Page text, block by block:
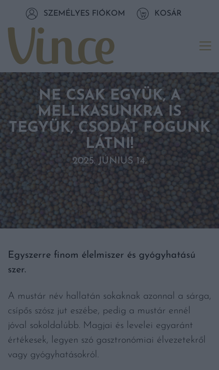
Tovább a tartalomhozSZEMÉLYES FIÓKOM KOSÁR
NE CSAK EGYÜK, A
MELLKASUNKRA IS
TEGYÜK, CSODÁT FOGUNK
LÁTNI!
2025. JÚNIUS 14.
Egyszerre finom élelmiszer és gyógyhatású
szer.
A mustár név hallatán sokaknak azonnal a sárga,
csípős szósz jut eszébe, pedig a mustár ennél
jóval sokoldalúbb. Magjai és levelei egyaránt
értékesek, legyen szó gasztronómiai élvezetekről
vagy gyógyhatásokról.